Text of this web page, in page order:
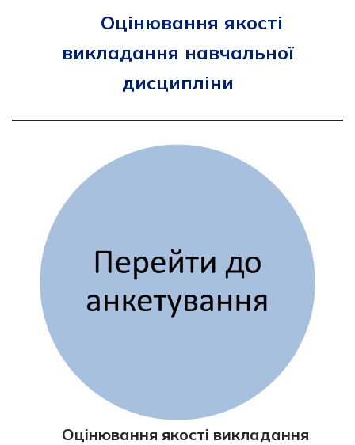
Оцінювання якості
викладання навчальної
дисципліни
Оцінювання якості викладання